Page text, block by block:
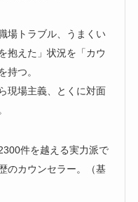
場トラブル、うまくい
抱えた」状況を「カウ
持つ。
現場主義、とくに対面
件を越える実力派で
のカウンセラー。（基